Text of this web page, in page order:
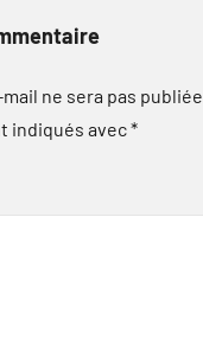
ne sera pas publiée.
indiqués avec*